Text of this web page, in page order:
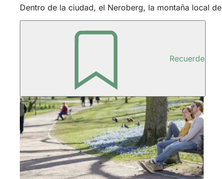
Dentro de la ciudad, el Neroberg, la montaña local
Recuerde